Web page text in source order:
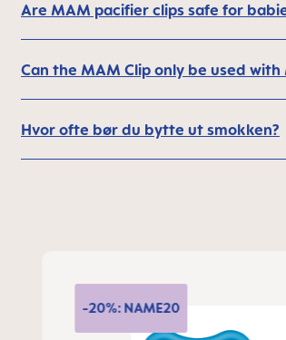
Are MAM pacifier clips safe for
Can the MAM Clip only be used with
Hvor ofte bør du bytte ut smokken?
-20%: NAME20